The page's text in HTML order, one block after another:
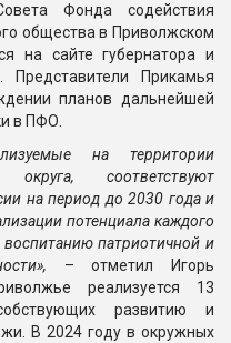
Фонда содействия
общества в Приволжском
на сайте губернатора и
Представители Прикамья
планов дальнейшей
в ПФО.
на территории
округа, соответствуют
на период до 2030 года и
потенциала каждого
воспитанию патриотичной и
– отметил Игорь
реализуется 13
развитию и
В 2024 году в окружных